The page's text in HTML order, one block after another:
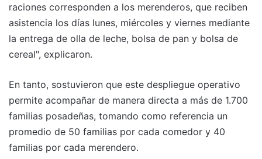
raciones corresponden a los merenderos, que reciben
asistencia los días lunes, miércoles y viernes mediante
la entrega de olla de leche, bolsa de pan y bolsa de
cereal", explicaron.
En tanto, sostuvieron que este despliegue operativo
permite acompañar de manera directa a más de 1.700
familias posadeñas, tomando como referencia un
promedio de 50 familias por cada comedor y 40
familias por cada merendero.